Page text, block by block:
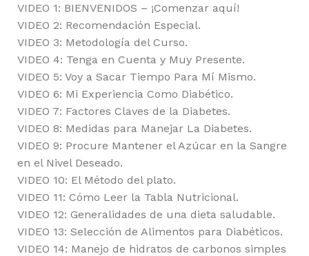
VIDEO 1: BIENVENIDOS – ¡Comenzar aquí!
VIDEO 2: Recomendación Especial.
VIDEO 3: Metodología del Curso.
VIDEO 4: Tenga en Cuenta y Muy Presente.
VIDEO 5: Voy a Sacar Tiempo Para Mí Mismo.
VIDEO 6: Mi Experiencia Como Diabético.
VIDEO 7: Factores Claves de la Diabetes.
VIDEO 8: Medidas para Manejar La Diabetes.
VIDEO 9: Procure Mantener el Azúcar en la Sangre
en el Nivel Deseado.
VIDEO 10: El Método del plato.
VIDEO 11: Cómo Leer la Tabla Nutricional.
VIDEO 12: Generalidades de una dieta saludable.
VIDEO 13: Selección de Alimentos para Diabéticos.
VIDEO 14: Manejo de hidratos de carbonos simples